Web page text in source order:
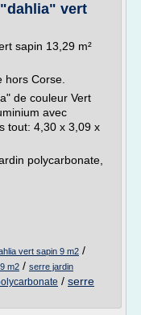
vert
sapin 13,29 m²
hors Corse.
de couleur Vert
avec
tout: 4,30 x 3,09 x
polycarbonate,
vert sapin 9 m2 /
m2 / serre jardin
/ serre